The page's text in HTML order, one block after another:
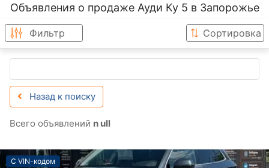
Объявления о продаже Ауди Ку 5 в Запорожье
Фильтр Сортировка
Назад к поиску
Всего объявлений n ull
С VIN-кодом